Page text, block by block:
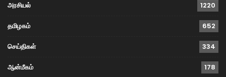
அரசியல் 1220
தமிழகம் 652
செய்திகள் 334
ஆன்மீகம் 178